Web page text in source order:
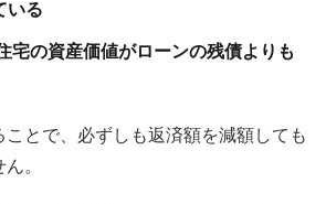
いる
宅の資産価値がローンの残債よりも
とで、必ずしも返済額を減額しても
。